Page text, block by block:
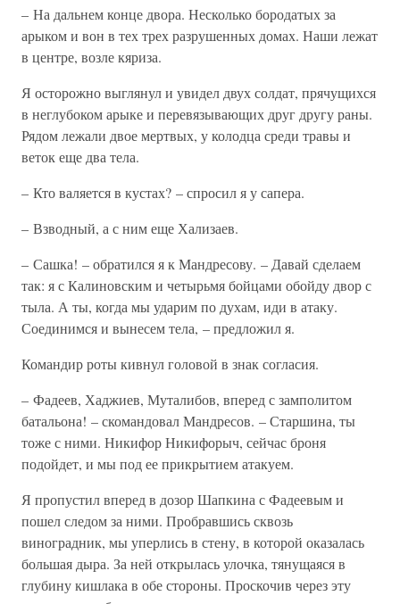
– На дальнем конце двора. Несколько бородатых за
арыком и вон в тех трех разрушенных домах. Наши лежат
в центре, возле кяриза.
Я осторожно выглянул и увидел двух солдат, прячущихся
в неглубоком арыке и перевязывающих друг другу раны.
Рядом лежали двое мертвых, у колодца среди травы и
веток еще два тела.
– Кто валяется в кустах? – спросил я у сапера.
– Взводный, а с ним еще Хализаев.
– Сашка! – обратился я к Мандресову. – Давай сделаем
так: я с Калиновским и четырьмя бойцами обойду двор с
тыла. А ты, когда мы ударим по духам, иди в атаку.
Соединимся и вынесем тела, – предложил я.
Командир роты кивнул головой в знак согласия.
– Фадеев, Хаджиев, Муталибов, вперед с замполитом
батальона! – скомандовал Мандресов. – Старшина, ты
тоже с ними. Никифор Никифорыч, сейчас броня
подойдет, и мы под ее прикрытием атакуем.
Я пропустил вперед в дозор Шапкина с Фадеевым и
пошел следом за ними. Пробравшись сквозь
виноградник, мы уперлись в стену, в которой оказалась
большая дыра. За ней открылась улочка, тянущаяся в
глубину кишлака в обе стороны. Проскочив через эту